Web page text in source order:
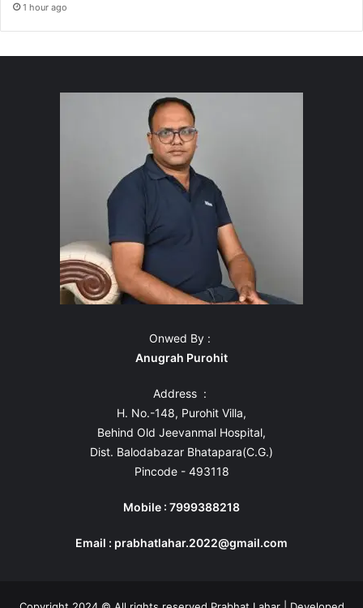
1 hour ago
Onwed By :
Anugrah Purohit
Address :
H. No.-148, Purohit Villa,
Behind Old Jeevanmal Hospital,
Dist. Balodabazar Bhatapara(C.G.)
Pincode - 493118
Mobile : 7999388218
Email : prabhatlahar.2022@gmail.com